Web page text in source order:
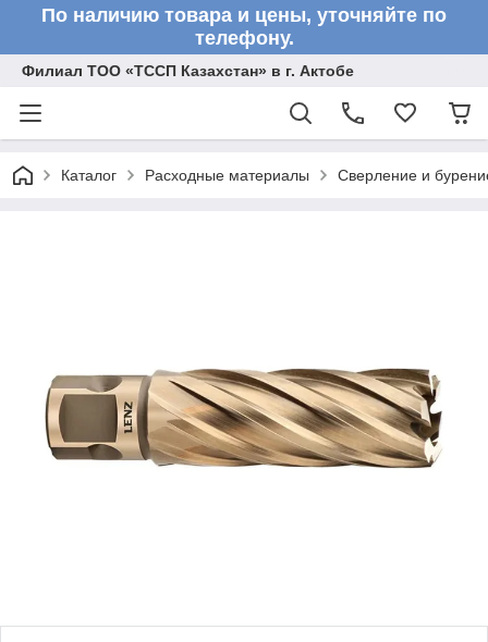
По наличию товара и цены, уточняйте по
телефону.
Филиал ТОО «ТССП Казахстан» в г. Актобе
Каталог Расходные материалы Сверление и